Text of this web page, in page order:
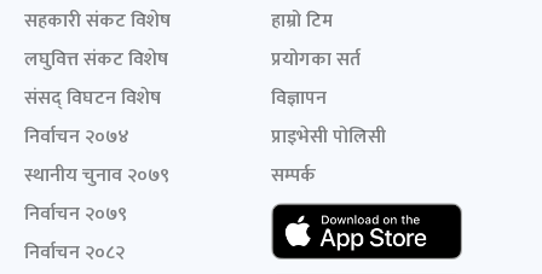
सहकारी संकट विशेष
लघुवित्त संकट विशेष
संसद् विघटन विशेष
निर्वाचन २०७४
स्थानीय चुनाव २०७९
निर्वाचन २०७९
निर्वाचन २०८२
हाम्रो टिम
प्रयोगका सर्त
विज्ञापन
प्राइभेसी पोलिसी
सम्पर्क